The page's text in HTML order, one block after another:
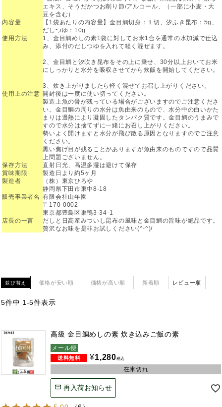
エキス、そうだかつお削り節/アルコール、（一部に小麦・大
豆を含む）
内容量
【1袋あたりの内容量】金目鯛切身：１切、汐ふき昆布：5g、
だしつゆ：10g
使用方法
1、金目鯛めしの素1袋に対してお米1合を通常の水加減で仕込
み、添付のだしつゆを入れて軽く混ぜます。
2、金目鯛と汐吹き昆布をその上に乗せ、30分以上おいてお米
にしっかりと水分を吸収させてから炊飯を開始してください。
3、炊き上がりましたら軽く混ぜてお召し上がりください。
使用上の注意 開封後は一度に使い切ってください。
製造上魚の骨が残っている場合がございますのでご注意くださ
い。金目鯛の周りの水分は魚由来のもので、水分中の白いかた
まりは過熱により凝固したタンパク質です。金目鯛のうまみで
すので水分は捨てずに一緒にお召し上がりください。
勢いよく開けますと水分が飛び散る原因となりますのでご注意
ください。
黒い焦げ目が残ることがありますが魚由来のものですので品質
上問題ございません。
保存方法
直射日光、高温多湿は避けて保存
賞味期限
製造日より約5ヶ月
製造者
（株）東京ひろや
静岡県下田市東中8-18
販売事業者名
有限会社山年園
〒170-0002
東京都豊島区巣鴨3-34-1
店長の一言
だしと日高産みついし昆布の風味と金目鯛の旨味が絶品です。
贅沢なお味を是非お試しください(^-^)/
並び替え 価格が安い順 価格が高い順 新着順 レビュー順
5件中 1-5件表示
高級 金目鯛めしの素 炊き込みご飯の素
メール便
¥1,280税込
在庫切れ
再入荷お知らせ